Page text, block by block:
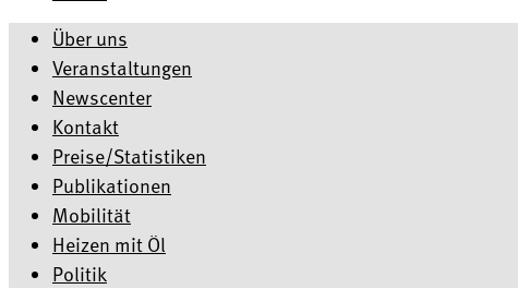
Über uns
Veranstaltungen
Newscenter
Kontakt
Preise/Statistiken
Publikationen
Mobilität
Heizen mit Öl
Politik